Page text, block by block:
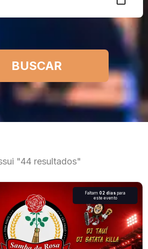
"44 resultados"
Faltam 02 dias para
este evento